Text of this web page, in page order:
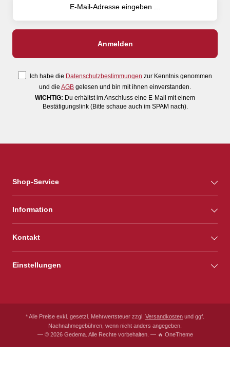
Ich habe die Datenschutzbestimmungen zur Kenntnis genommen
und die AGB gelesen und bin mit ihnen einverstanden.
WICHTIG: Du erhältst im Anschluss eine E-Mail mit einem
Bestätigungslink (Bitte schaue auch im SPAM nach).
Shop-Service
Information
Kontakt
Einstellungen
* Alle Preise exkl. gesetzl. Mehrwertsteuer zzgl. Versandkosten und ggf.
Nachnahmegebühren, wenn nicht anders angegeben.
— © 2026 Gedema. Alle Rechte vorbehalten. — 🔥 OneTheme